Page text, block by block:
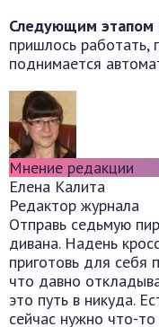
Следующим этапом
пришлось работать,
поднимается
Мнение редакции
Елена Калита
Редактор журнала
Отправь седьмую
дивана. Надень
приготовь для себя
что давно
это путь в никуда.
сейчас нужно что-